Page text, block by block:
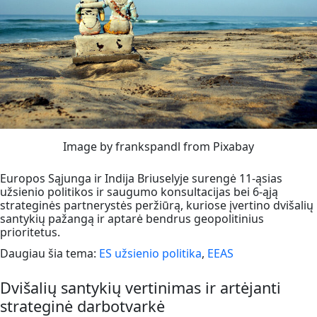
Image by frankspandl from Pixabay
Europos Sąjunga ir Indija Briuselyje surengė 11-ąsias
užsienio politikos ir saugumo konsultacijas bei 6-ąją
strateginės partnerystės peržiūrą, kuriose įvertino dvišalių
santykių pažangą ir aptarė bendrus geopolitinius
prioritetus.
Daugiau šia tema: ES užsienio politika, EEAS
Dvišalių santykių vertinimas ir artėjanti
strateginė darbotvarkė